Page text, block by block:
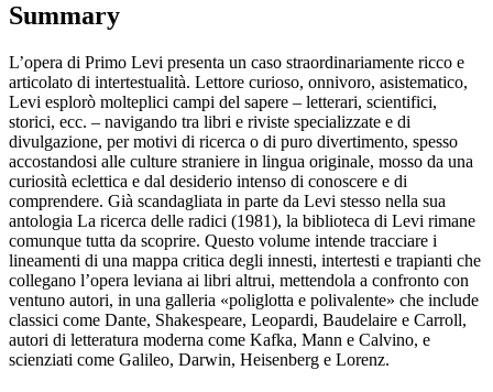
Summary
L’opera di Primo Levi presenta un caso straordinariamente ricco e
articolato di intertestualità. Lettore curioso, onnivoro, asistematico,
Levi esplorò molteplici campi del sapere – letterari, scientifici,
storici, ecc. – navigando tra libri e riviste specializzate e di
divulgazione, per motivi di ricerca o di puro divertimento, spesso
accostandosi alle culture straniere in lingua originale, mosso da una
curiosità eclettica e dal desiderio intenso di conoscere e di
comprendere. Già scandagliata in parte da Levi stesso nella sua
antologia La ricerca delle radici (1981), la biblioteca di Levi rimane
comunque tutta da scoprire. Questo volume intende tracciare i
lineamenti di una mappa critica degli innesti, intertesti e trapianti che
collegano l’opera leviana ai libri altrui, mettendola a confronto con
ventuno autori, in una galleria «poliglotta e polivalente» che include
classici come Dante, Shakespeare, Leopardi, Baudelaire e Carroll,
autori di letteratura moderna come Kafka, Mann e Calvino, e
scienziati come Galileo, Darwin, Heisenberg e Lorenz.